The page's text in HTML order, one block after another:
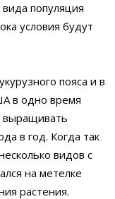
популяция
условия будут
пояса и в
в одно время
выращивать
в год. Когда так
видов с
на метелке
растения.